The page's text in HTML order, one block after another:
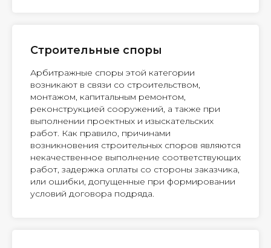
Строительные споры
Арбитражные споры этой категории
возникают в связи со строительством,
монтажом, капитальным ремонтом,
реконструкцией сооружений, а также при
выполнении проектных и изыскательских
работ. Как правило, причинами
возникновения строительных споров являются
некачественное выполнение соответствующих
работ, задержка оплаты со стороны заказчика,
или ошибки, допущенные при формировании
условий договора подряда.